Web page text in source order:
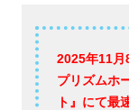
2025年11月
プリズムホ
ト』にて最